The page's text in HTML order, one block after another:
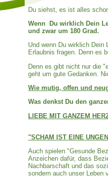
Du siehst, es ist alles
Wenn Du wirklich Dein
und zwar um 180 Grad.
Und wenn Du wirklich
Erlaubnis fragen. Denn es
Denn es gibt nicht nur die
geht um gute Gedanken.
Wie mutig, offen und
Was denkst Du den
LIEBE MIT GANZEM
"SCHAM IST EINE
Auch spielen "Gesunde
Anzeichen dafür, dass
Nachbarschaft und das
sondern auch unser Leben